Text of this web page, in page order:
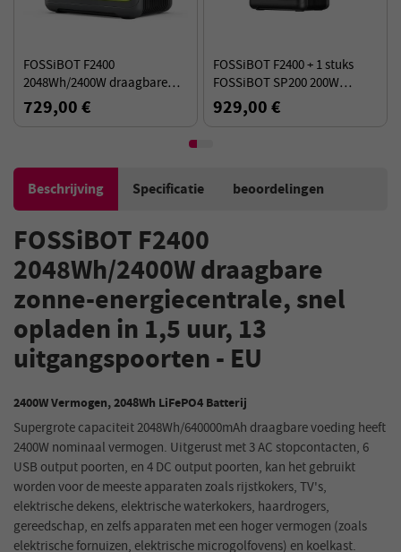
FOSSiBOT F2400
2048Wh/2400W draagbare
zonne-energiecentrale -
Groen
729,00 €
FOSSiBOT F2400 + 1 stuks
FOSSiBOT SP200 200W
zonnepaneel kit
929,00 €
Beschrijving Specificatie beoordelingen
FOSSiBOT F2400
2048Wh/2400W draagbare
zonne-energiecentrale, snel
opladen in 1,5 uur, 13
uitgangspoorten - EU
2400W Vermogen, 2048Wh LiFePO4 Batterij
Supergrote capaciteit 2048Wh/640000mAh draagbare voeding heeft
2400W nominaal vermogen. Uitgerust met 3 AC stopcontacten, 6
USB output poorten, en 4 DC output poorten, kan het gebruikt
worden voor de meeste apparaten zoals rijstkokers, TV's,
elektrische dekens, elektrische waterkokers, haardrogers,
gereedschap, en zelfs apparaten met een hoger vermogen (zoals
elektrische fornuizen, elektrische microgolfovens) en koelkast.